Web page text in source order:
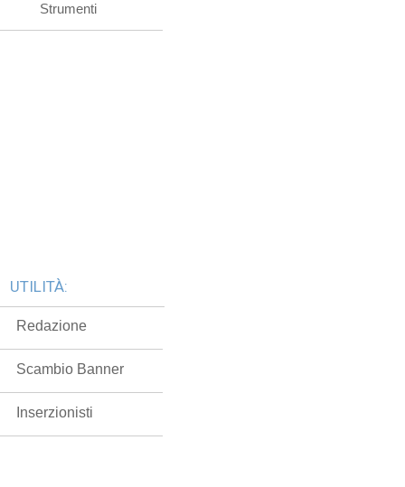
Strumenti
UTILITÀ:
Redazione
Scambio Banner
Inserzionisti